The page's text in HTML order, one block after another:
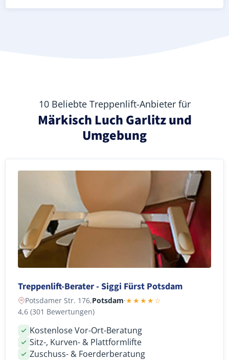
10 Beliebte Treppenlift-Anbieter für
Märkisch Luch Garlitz und
Umgebung
Treppenlift-Berater - Siggi Fürst Potsdam
Potsdamer Str. 176,Potsdam·★★★★☆
4,6 (301 Bewertungen)
Kostenlose Vor-Ort-Beratung
Sitz-, Kurven- & Plattformlifte
Zuschuss- & Foerderberatung